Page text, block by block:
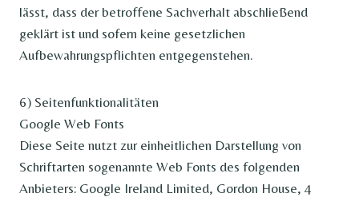
lässt, dass der betroffene Sachverhalt abschließend
geklärt ist und sofern keine gesetzlichen
Aufbewahrungspflichten entgegenstehen.
6) Seitenfunktionalitäten
Google Web Fonts
Diese Seite nutzt zur einheitlichen Darstellung von
Schriftarten sogenannte Web Fonts des folgenden
Anbieters: Google Ireland Limited, Gordon House, 4